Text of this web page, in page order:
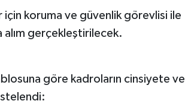
için koruma ve güvenlik görevlisi ile
alım gerçekleştirilecek.
göre kadroların cinsiyete ve